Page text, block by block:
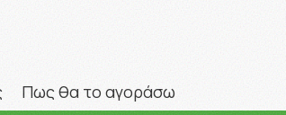
Πως θα το αγοράσω